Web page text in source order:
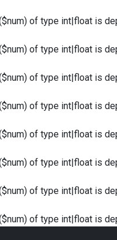
of type int|float is
of type int|float is
of type int|float is
of type int|float is
of type int|float is
of type int|float is
of type int|float is
of type int|float is